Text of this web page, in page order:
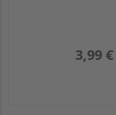
3,99 €